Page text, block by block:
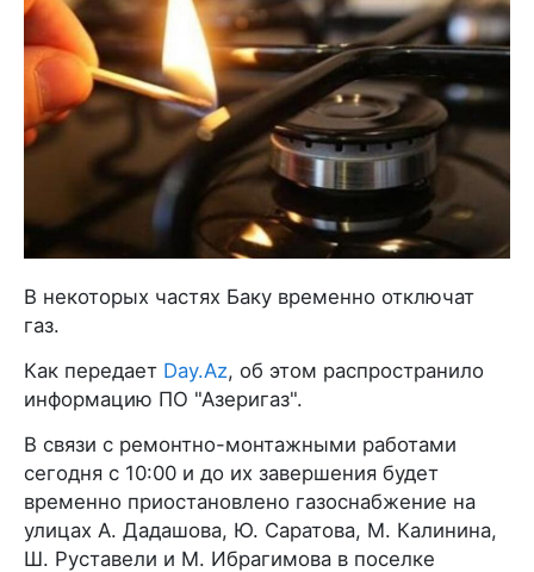
В некоторых частях Баку временно отключат
газ.
Как передает Day.Az, об этом распространило
информацию ПО "Азеригаз".
В связи с ремонтно-монтажными работами
сегодня с 10:00 и до их завершения будет
временно приостановлено газоснабжение на
улицах А. Дадашова, Ю. Саратова, М. Калинина,
Ш. Руставели и М. Ибрагимова в поселке